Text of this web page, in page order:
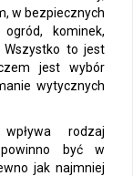
w bezpiecznych
kominek,
Wszystko to jest
jest wybór
wytycznych
rodzaj
być w
jak najmniej